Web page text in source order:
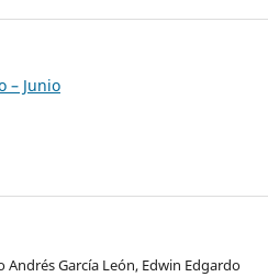
– Junio
Andrés García León, Edwin Edgardo